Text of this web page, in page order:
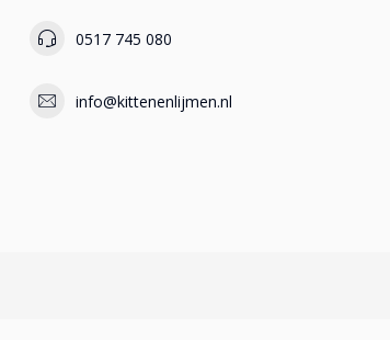
0517 745 080
info@kittenenlijmen.nl